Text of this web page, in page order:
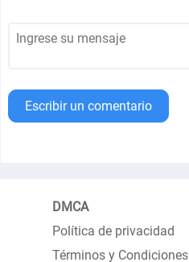
Escribir un comentario
DMCA
Política de privacidad
Términos y Condiciones